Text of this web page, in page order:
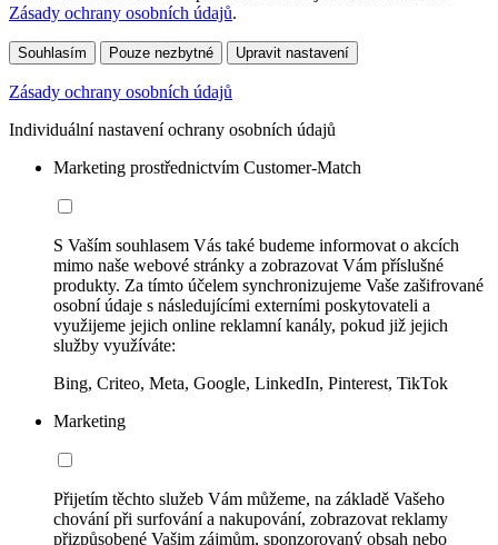
Zásady ochrany osobních údajů.
Souhlasím Pouze nezbytné Upravit nastavení
Zásady ochrany osobních údajů
Individuální nastavení ochrany osobních údajů
Marketing prostřednictvím Customer-Match
S Vaším souhlasem Vás také budeme informovat o akcích
mimo naše webové stránky a zobrazovat Vám příslušné
produkty. Za tímto účelem synchronizujeme Vaše zašifrované
osobní údaje s následujícími externími poskytovateli a
využijeme jejich online reklamní kanály, pokud již jejich
služby využíváte:
Bing, Criteo, Meta, Google, LinkedIn, Pinterest, TikTok
Marketing
Přijetím těchto služeb Vám můžeme, na základě Vašeho
chování při surfování a nakupování, zobrazovat reklamy
přizpůsobené Vašim zájmům, sponzorovaný obsah nebo